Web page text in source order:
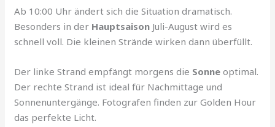
Ab 10:00 Uhr ändert sich die Situation dramatisch.
Besonders in der Hauptsaison Juli-August wird es
schnell voll. Die kleinen Strände wirken dann überfüllt.
Der linke Strand empfängt morgens die Sonne optimal.
Der rechte Strand ist ideal für Nachmittage und
Sonnenuntergänge. Fotografen finden zur Golden Hour
das perfekte Licht.